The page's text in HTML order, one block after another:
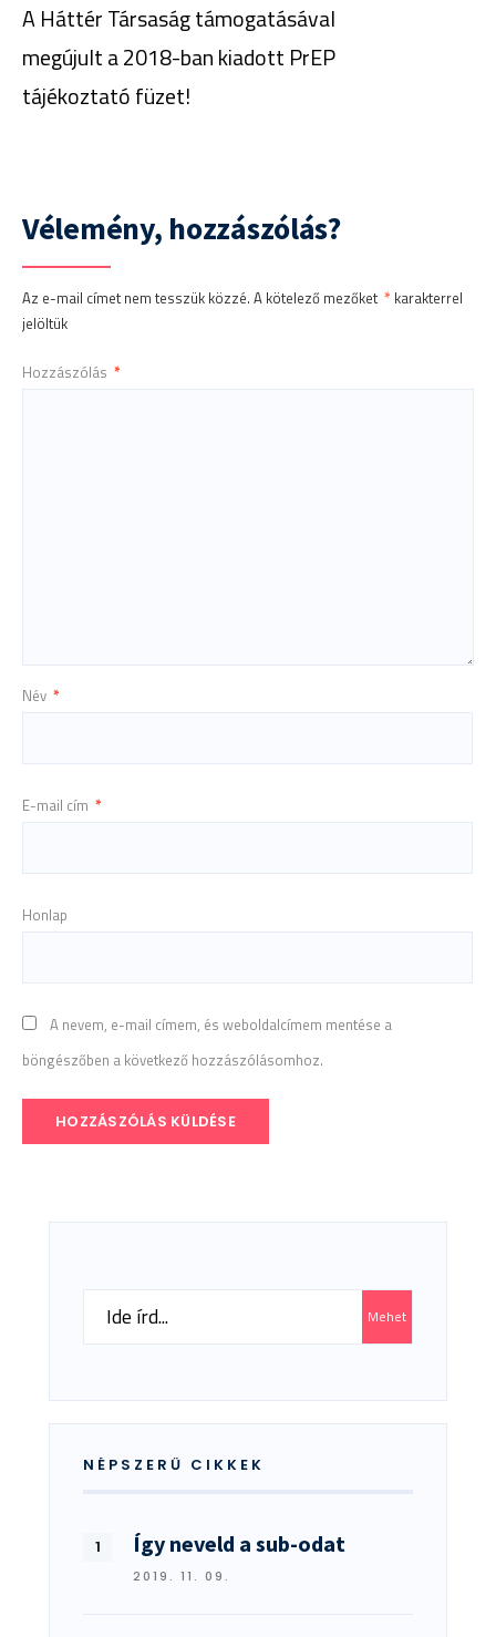
A Háttér Társaság támogatásával
megújult a 2018-ban kiadott PrEP
tájékoztató füzet!
Vélemény, hozzászólás?
Az e-mail címet nem tesszük közzé. A kötelező mezőket * karakterrel
jelöltük
Hozzászólás *
Név *
E-mail cím *
Honlap
A nevem, e-mail címem, és weboldalcímem mentése a
böngészőben a következő hozzászólásomhoz.
Search
Mehet
NÉPSZERŰ CIKKEK
Így neveld a sub-odat
2019. 11. 09.